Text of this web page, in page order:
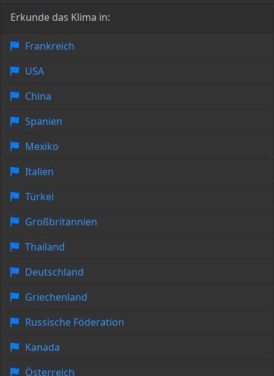
Erkunde das Klima in:
Frankreich
USA
China
Spanien
Mexiko
Italien
Türkei
Großbritannien
Thailand
Deutschland
Griechenland
Russische Föderation
Kanada
Österreich